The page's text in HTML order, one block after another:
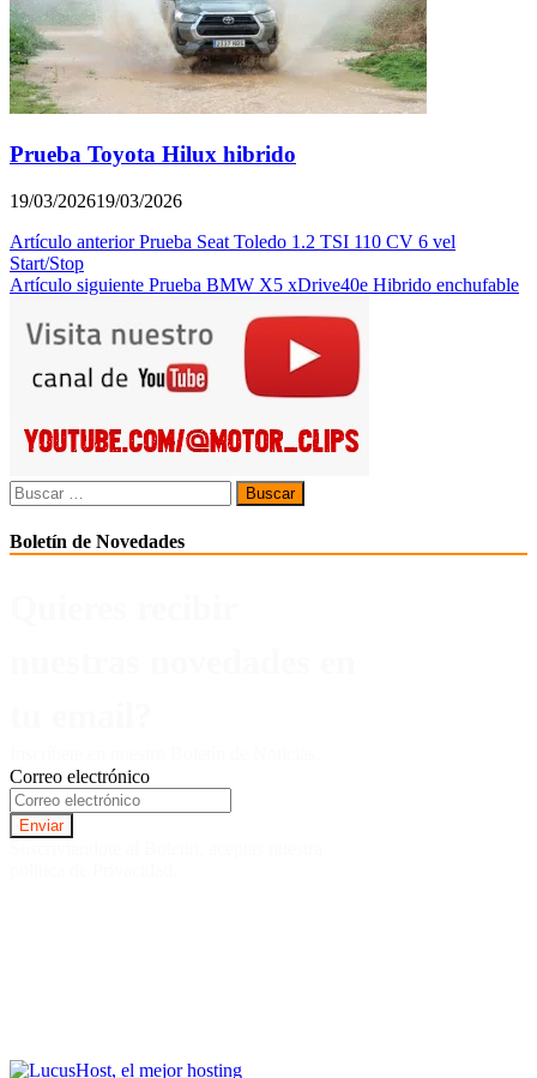
Prueba Toyota Hilux hibrido
19/03/202619/03/2026
Navegación
de
Artículo anterior Prueba Seat Toledo 1.2 TSI 110 CV 6 vel
Start/Stop
Artículo siguiente Prueba BMW X5 xDrive40e Hibrido enchufable
Buscar:
Boletín de Novedades
Correo electrónico